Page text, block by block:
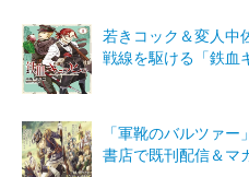
若きコック＆変人中
戦線を駆ける「鉄血
「軍靴のバルツァ
書店で既刊配信＆マ